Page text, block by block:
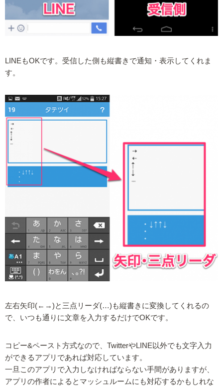
LINEもOKです。受信した側も縦書きで通知・表示してくれま
す。
左右矢印(←→)と三点リーダ(…)も縦書きに変換してくれるの
で、いつも通りに文章を入力するだけでOKです。
コピー&ペースト方式なので、TwitterやLINE以外でも文字入力
ができるアプリであれば対応しています。
一旦このアプリで入力しなければならない手間がありますが、
アプリの作者によるとマッシュルームにも対応するかもしれな